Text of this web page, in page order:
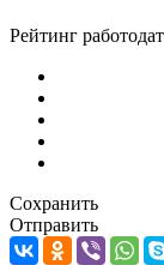
Рейтинг
Сохранить
Отправить